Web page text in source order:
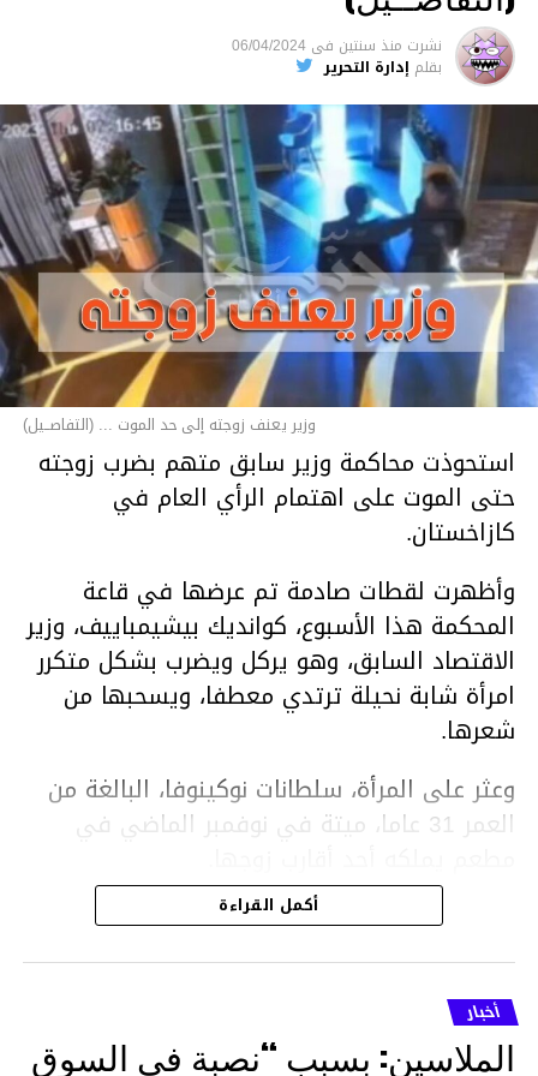
نشرت منذ سنتين فى 06/04/2024
بقلم إدارة التحرير
وزير يعنف زوجته إلى حد الموت ... (التفاصــيل)
استحوذت محاكمة وزير سابق متهم بضرب زوجته
حتى الموت على اهتمام الرأي العام في
كازاخستان.
وأظهرت لقطات صادمة تم عرضها في قاعة
المحكمة هذا الأسبوع، كوانديك بيشيمباييف، وزير
الاقتصاد السابق، وهو يركل ويضرب بشكل متكرر
امرأة شابة نحيلة ترتدي معطفا، ويسحبها من
شعرها.
وعثر على المرأة، سلطانات نوكينوفا، البالغة من
العمر 31 عاما، ميتة في نوفمبر الماضي في
ووفقا لتقرير الطبيب الشرعي، توفيت نوكينوفا
متأثرة بصدمة في الدماغ، وكانت إحدى عظام
أنفها مكسورة وكانت هناك كدمات متعددة على
وجهها ورأسها وذراعيها ويديها.
أكمل القراءة
أخبار
الملاسين: بسبب “نصبة في السوق